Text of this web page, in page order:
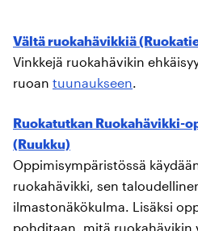
Vältä ruokahävikkiä
Vinkkejä ruokahävikin
ruoan tuunaukseen.
Ruokatutkan Ruokahävikki-
(Ruukku)
Oppimisympäristössä
ruokahävikki, sen
ilmastonäkökulma. Lisäksi
pohditaan, mitä ruokahävikin